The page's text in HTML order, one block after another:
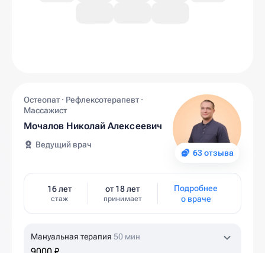
63 отзыва
Остеопат · Рефлексотерапевт ·
Массажист
Мочалов Николай Алексеевич
Ведущий врач
16 лет
стаж
от 18 лет
принимает
Подробнее
о враче
Мануальная терапия 50 мин